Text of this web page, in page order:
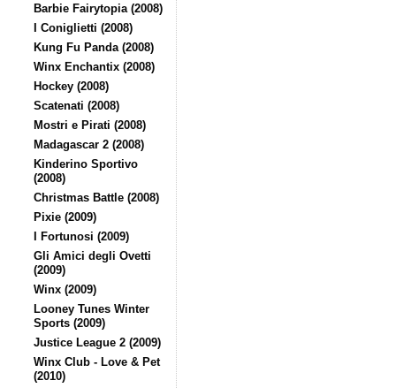
Barbie Fairytopia (2008)
I Coniglietti (2008)
Kung Fu Panda (2008)
Winx Enchantix (2008)
Hockey (2008)
Scatenati (2008)
Mostri e Pirati (2008)
Madagascar 2 (2008)
Kinderino Sportivo
(2008)
Christmas Battle (2008)
Pixie (2009)
I Fortunosi (2009)
Gli Amici degli Ovetti
(2009)
Winx (2009)
Looney Tunes Winter
Sports (2009)
Justice League 2 (2009)
Winx Club - Love & Pet
(2010)